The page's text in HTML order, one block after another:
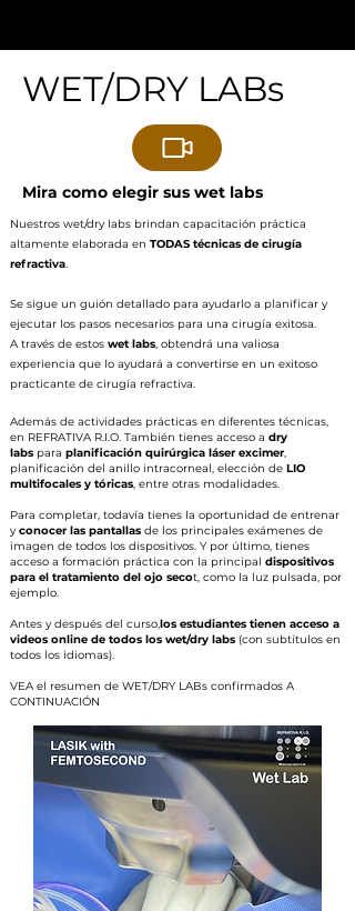
WET/DRY LABs
Mira como elegir sus wet labs
Nuestros wet/dry labs brindan capacitación práctica
altamente elaborada en TODAS técnicas de cirugía
refractiva.
Se sigue un guión detallado para ayudarlo a planificar y
ejecutar los pasos necesarios para una cirugía exitosa.
A través de estos wet labs, obtendrá una valiosa
experiencia que lo ayudará a convertirse en un exitoso
practicante de cirugía refractiva.
Además de actividades prácticas en diferentes técnicas,
en REFRATIVA R.I.O. También tienes acceso a dry
labs para planificación quirúrgica láser excimer,
planificación del anillo intracorneal, elección de LIO
multifocales y tóricas, entre otras modalidades.
Para completar, todavía tienes la oportunidad de entrenar
y conocer las pantallas de los principales exámenes de
imagen de todos los dispositivos. Y por último, tienes
acceso a formación práctica con la principal dispositivos
para el tratamiento del ojo secot, como la luz pulsada, por
ejemplo.
Antes y después del curso,los estudiantes tienen acceso a
videos online de todos los wet/dry labs (con subtítulos en
todos los idiomas).
VEA el resumen de WET/DRY LABs confirmados A
CONTINUACIÓN